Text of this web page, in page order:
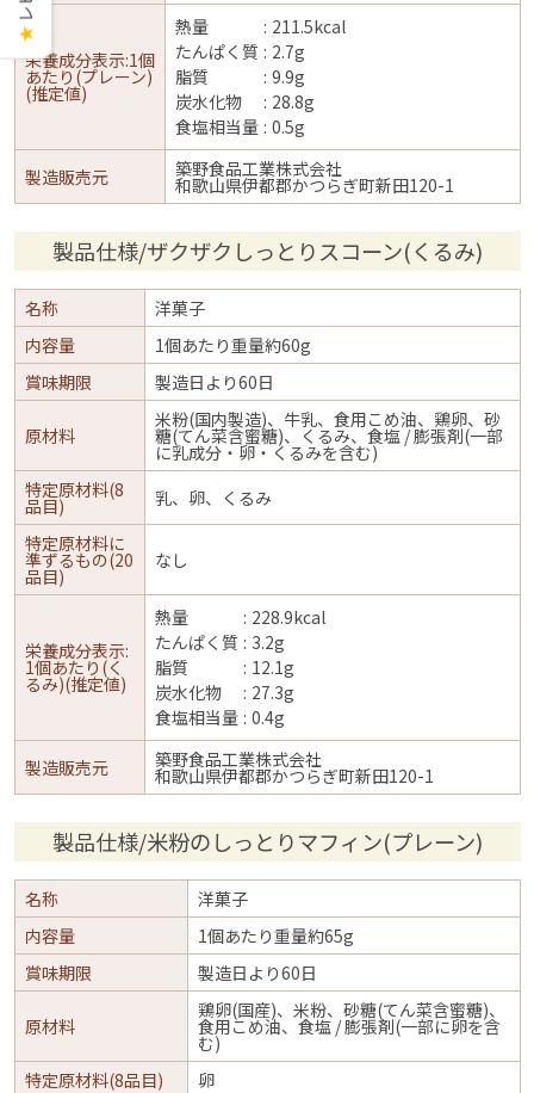
栄養成分表示:1個
あたり(プレーン)
(推定値)
熱量
211.5kcal
たんぱく質
2.7g
脂質
9.9g
炭水化物
28.8g
食塩相当量 0.5g
製造販売元 築野食品工業株式会社
和歌山県伊都郡かつらぎ町新田120-1
製品仕様/ザクザクしっとりスコーン(くるみ)
名称
洋菓子
内容量
1個あたり重量約60g
賞味期限
製造日より60日
原材料
米粉(国内製造)、牛乳、食用こめ油、鶏卵、砂
糖(てん菜含蜜糖)、くるみ、食塩 / 膨張剤(一部
に乳成分・卵・くるみを含む)
特定原材料(8
品目)
乳、卵、くるみ
特定原材料に
準ずるもの(20
品目)
なし
栄養成分表示:
1個あたり(く
るみ)(推定値)
熱量
228.9kcal
たんぱく質
3.2g
脂質
12.1g
炭水化物
27.3g
食塩相当量 0.4g
製造販売元 築野食品工業株式会社
和歌山県伊都郡かつらぎ町新田120-1
製品仕様/米粉のしっとりマフィン(プレーン)
名称
洋菓子
内容量
1個あたり重量約65g
賞味期限
製造日より60日
原材料
鶏卵(国産)、米粉、砂糖(てん菜含蜜糖)、
食用こめ油、食塩 / 膨張剤(一部に卵を含
む)
特定原材料(8品目)
卵
★